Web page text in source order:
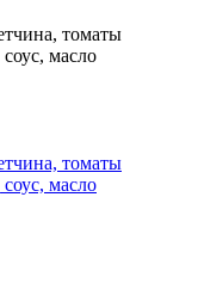
томаты
масло
томаты
масло